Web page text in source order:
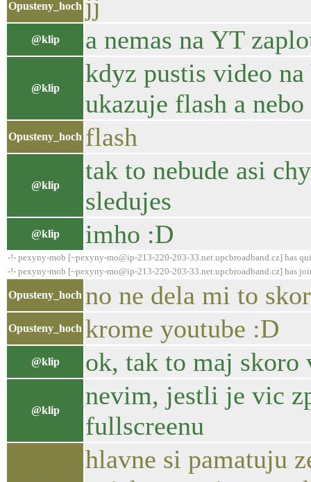
Opusteny_hoch jj
@klip a nemas na YT
@klip
kdyz pustis video
ukazuje flash a
Opusteny_hoch flash
@klip
tak to nebude asi
sledujes
@klip imho :D
-!- pexyny-mob [~pexyny-mo@ip-213-220-203-33.net.upcbroadband.cz] has
-!- pexyny-mob [~pexyny-mo@ip-213-220-203-33.net.upcbroadband.cz] has
Opusteny_hoch no ne dela mi to
Opusteny_hoch krome youtube :D
@klip ok, tak to maj skoro
@klip
nevim, jestli je vic
fullscreenu
hlavne si pamatuju